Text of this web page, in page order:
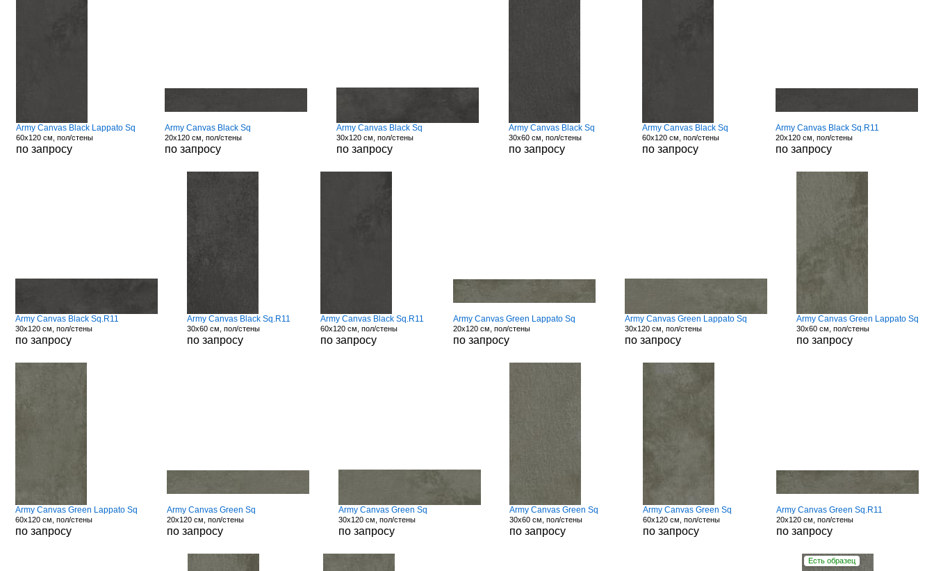
Army Canvas Black Lappato Sq
60x120 см, пол/стены
по запросу
Army Canvas Black Sq
20x120 см, пол/стены
по запросу
Army Canvas Black Sq
30x120 см, пол/стены
по запросу
Army Canvas Black Sq
30x60 см, пол/стены
по запросу
Army Canvas Black Sq
60x120 см, пол/стены
по запросу
Army Canvas Black Sq.R11
20x120 см, пол/стены
по запросу
Army Canvas Black Sq.R11
30x120 см, пол/стены
по запросу
Army Canvas Black Sq.R11
30x60 см, пол/стены
по запросу
Army Canvas Black Sq.R11
60x120 см, пол/стены
по запросу
Army Canvas Green Lappato Sq
20x120 см, пол/стены
по запросу
Army Canvas Green Lappato Sq
30x120 см, пол/стены
по запросу
Army Canvas Green Lappato Sq
30x60 см, пол/стены
по запросу
Army Canvas Green Lappato Sq
60x120 см, пол/стены
по запросу
Army Canvas Green Sq
20x120 см, пол/стены
по запросу
Army Canvas Green Sq
30x120 см, пол/стены
по запросу
Army Canvas Green Sq
30x60 см, пол/стены
по запросу
Army Canvas Green Sq
60x120 см, пол/стены
по запросу
Army Canvas Green Sq.R11
20x120 см, пол/стены
по запросу
Есть образец